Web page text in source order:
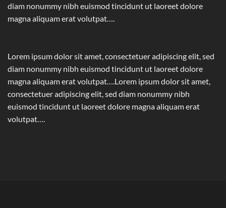
diam nonummy nibh euismod tincidunt ut laoreet dolore
magna aliquam erat volutpat….
Lorem ipsum dolor sit amet, consectetuer adipiscing elit, sed
diam nonummy nibh euismod tincidunt ut laoreet dolore
magna aliquam erat volutpat….Lorem ipsum dolor sit amet,
consectetuer adipiscing elit, sed diam nonummy nibh
euismod tincidunt ut laoreet dolore magna aliquam erat
volutpat….